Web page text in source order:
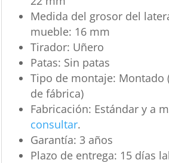
Medida del grosor del
mueble: 16 mm
Tirador: Uñero
Patas: Sin patas
Tipo de montaje: Montado
de fábrica)
Fabricación: Estándar y a
consultar.
Garantía: 3 años
Plazo de entrega: 15 días